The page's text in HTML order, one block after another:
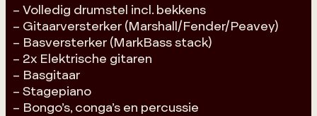
– Volledig drumstel incl. bekkens
– Gitaarversterker (Marshall/Fender/Peavey)
– Basversterker (MarkBass stack)
– 2x Elektrische gitaren
– Basgitaar
– Stagepiano
– Bongo’s, conga’s‍ en percussie